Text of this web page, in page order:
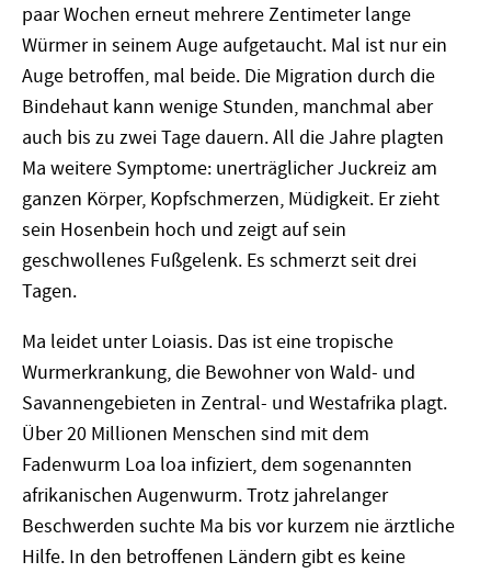
paar Wochen erneut mehrere Zentimeter lange
Würmer in seinem Auge aufgetaucht. Mal ist nur ein
Auge betroffen, mal beide. Die Migration durch die
Bindehaut kann wenige Stunden, manchmal aber
auch bis zu zwei Tage dauern. All die Jahre plagten
Ma weitere Symptome: unerträglicher Juckreiz am
ganzen Körper, Kopfschmerzen, Müdigkeit. Er zieht
sein Hosenbein hoch und zeigt auf sein
geschwollenes Fußgelenk. Es schmerzt seit drei
Tagen.
Ma leidet unter Loiasis. Das ist eine tropische
Wurmerkrankung, die Bewohner von Wald- und
Savannengebieten in Zentral- und Westafrika plagt.
Über 20 Millionen Menschen sind mit dem
Fadenwurm Loa loa infiziert, dem sogenannten
afrikanischen Augenwurm. Trotz jahrelanger
Beschwerden suchte Ma bis vor kurzem nie ärztliche
Hilfe. In den betroffenen Ländern gibt es keine